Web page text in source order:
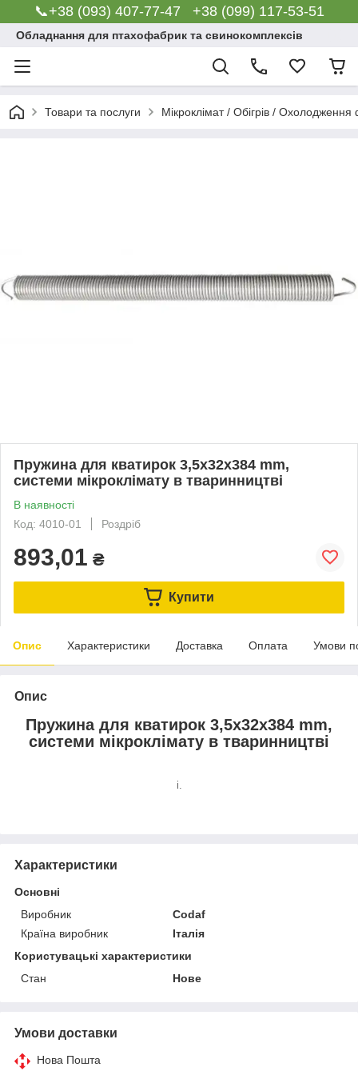
📞+38 (093) 407-77-47 +38 (099) 117-53-51
Обладнання для птахофабрик та свинокомплексів
Товари та послуги Мікроклімат / Обігрів /
Пружина для кватирок 3,5x32x384 mm,
системи мікроклімату в тваринництві
В наявності
Код: 4010-01
Роздріб
893,01 ₴
Купити
Опис Характеристики Доставка Оплата Умови
Опис
Пружина для кватирок 3,5x32x384 mm,
системи мікроклімату в тваринництві
і.
Характеристики
Основні
Виробник
Codaf
Країна виробник
Італія
Користувацькі характеристики
Стан
Нове
Умови доставки
Нова Пошта